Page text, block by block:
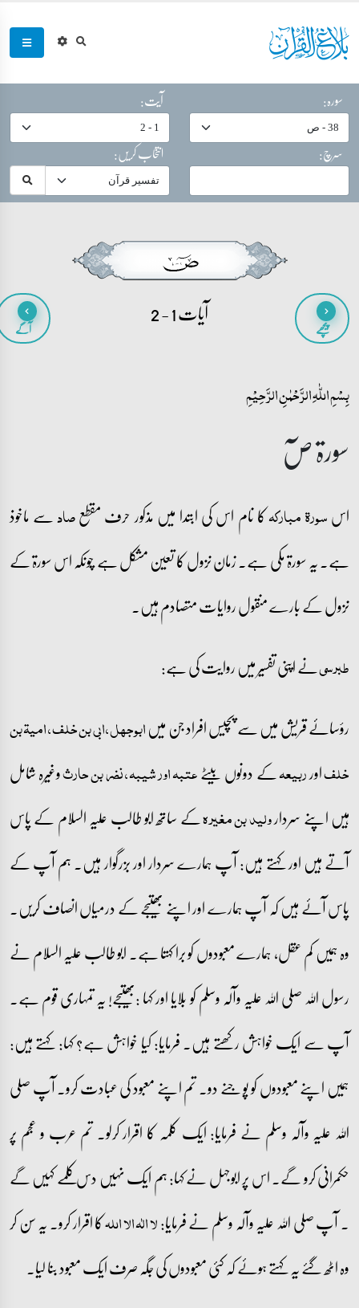
سورہ:
آیت:
سرچ:
انتخاب کریں:
پیچھے آیات 1 - 2 آگے
بِسۡمِ اللّٰہِ الرَّحۡمٰنِ الرَّحِیۡمِ
سورۃ صٓ
اسسورۃ مبارکہکا نام اس کی ابتدا میں مذکور حرف مقطعصادسے ماخوذ
ہے۔ یہ سورۃ مکی ہے۔ زمان نزول کا تعین مشکل ہے چونکہ اس سورۃ کے
نزول کے بارے منقول روایات متصادم ہیں۔
طبرسینے اپنی تفسیر میں روایت کی ہے:
رؤسائے قریش میں سے پچیس افراد جن میںابوجہل، ابی بن خلف، امیۃ بن
خلفاورربیعہکے دونوں بیٹےعتبہ اور شیبہ، نضر بن حارثوغیرہ شامل
ہیں اپنے سردارولید بن مغیرہکے ساتھ ابو طالب علیہ السلام کے پاس
آتے ہیں اور کہتے ہیں: آپ ہمارے سردار اور بزرگوار ہیں۔ ہم آپ کے
پاس آئے ہیں کہ آپ ہمارے اور اپنے بھتیجے کے درمیاں انصاف کریں۔
وہ ہمیں کم عقل، ہمارے معبودوں کو برا کہتا ہے۔ ابو طالب علیہ السلام نے
رسول اللہ صلی اللہ علیہ وآلہ وسلم کو بلایا اور کہا :بھتیجے! یہ تمہاری قوم ہے۔
آپ سے ایک خواہش رکھتے ہیں۔ فرمایا: کیا خواہش ہے؟ کہا: کہتے ہیں:
ہمیں اپنے معبودوں کو پوجنے دو۔ تم اپنے معبود کی عبادت کرو۔ آپ صلی
اللہ علیہ وآلہ وسلم نے فرمایا: ایک کلمہ کا اقرار کرلو۔ تم عرب و عجم پر
حکمرانی کرو گے۔ اس پر ابوجہل نے کہا: ہم ایک نہیں دس کلمے کہیں گے
۔ آپ صلی اللہ علیہ وآلہ وسلم نے فرمایا:لا الٰہ الا اللہکا اقرار کرو۔ یہ سن کر
وہ اٹھ گئے یہ کہتے ہوئے کہ کئی معبودوں کی جگہ صرف ایک معبود بنا لیا۔